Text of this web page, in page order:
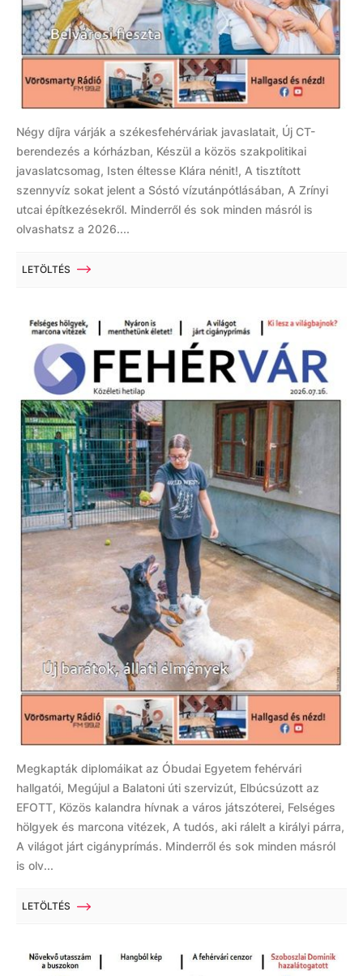
Négy díjra várják a székesfehérváriak javaslatait, Új CT-
berendezés a kórházban, Készül a közös szakpolitikai
javaslatcsomag, Isten éltesse Klára nénit!, A tisztított
szennyvíz sokat jelent a Sóstó vízutánpótlásában, A Zrínyi
utcai építkezésekről. Minderről és sok minden másról is
olvashatsz a 2026....
LETÖLTÉS
Megkapták diplomáikat az Óbudai Egyetem fehérvári
hallgatói, Megújul a Balatoni úti szervizút, Elbúcsúzott az
EFOTT, Közös kalandra hívnak a város játszóterei, Felséges
hölgyek és marcona vitézek, A tudós, aki rálelt a királyi párra,
A világot járt cigányprímás. Minderről és sok minden másról
is olv...
LETÖLTÉS